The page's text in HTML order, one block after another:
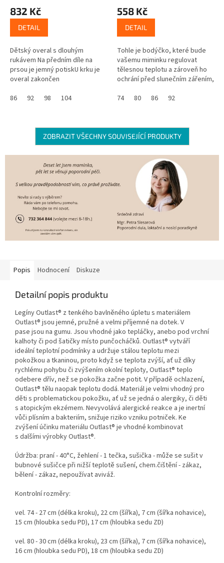
832 Kč
DETAIL
Dětský overal s dlouhým
rukávem Na předním díle na
prsou je jemný potiskU krku je
overal zakončen
mají na koncích široké
86 92 98 104
558 Kč
DETAIL
Tohle je bodýčko, které bude
vašemu miminku regulovat
tělesnou teplotu a zároveň ho
ochrání před slunečním zářením,
UPF 50+. Skvělé že? Navíc se...
74 80 86 92
ZOBRAZIT VŠECHNY SOUVISEJÍCÍ PRODUKTY
Popis Hodnocení Diskuze
Detailní popis produktu
Legíny Outlast® z tenkého bavlněného úpletu s materiálem
Outlast® jsou jemné, pružné a velmi příjemné na dotek. V
pase jsou na gumu. Jsou vhodné jako tepláčky, anebo pod vrchní
kalhoty či pod šatičky místo punčocháčků. Outlast® vytváří
ideální teplotní podmínky a udržuje stálou teplotu mezi
pokožkou a tkaninou, proto když se teplota zvýší, ať už díky
rychlému pohybu či zvýšením okolní teploty, Outlast® teplo
odebere dřív, než se pokožka začne potit. V případě ochlazení,
Outlast® tělu naopak teplotu dodá. Materiál je velmi vhodný pro
děti s problematickou pokožku, ať už se jedná o alergiky, či děti
s atopickým ekzémem. Nevyvolává alergické reakce a je inertní
vůči plísním a bakteriím, snižuje riziko vzniku potniček. Ke
zvýšení účinku materiálu Outlast® je vhodné kombinovat
s dalšími výrobky Outlast®.
Údržba: praní - 40°C, žehlení - 1 tečka, sušička - může se sušit v
bubnové sušičce při nižší teplotě sušení, chem.čištění - zákaz,
bělení - zákaz, nepoužívat aviváž.
Kontrolní rozměry:
vel. 74 - 27 cm (délka kroku), 22 cm (šířka), 7 cm (šířka nohavice),
15 cm (hloubka sedu PD), 17 cm (hloubka sedu ZD)
vel. 80 - 30 cm (délka kroku), 23 cm (šířka), 7 cm (šířka nohavice),
16 cm (hloubka sedu PD), 18 cm (hloubka sedu ZD)